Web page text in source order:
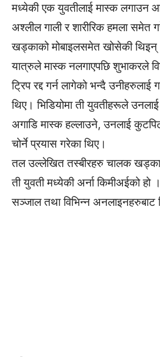
मध्येकी एक युवतीलाई मास्क लगाउन
अश्लील गाली र शारीरिक हमला समेत
खड्काको मोबाइलसमेत खोसेकी
यात्रुले मास्क नलगाएपछि शुभाकरले
ट्रिप रद्द गर्न लागेको भन्दै उनीहरुलाई
थिए। भिडियोमा ती युवतीहरूले
अगाडि मास्क हल्लाउने, उनलाई
चोर्ने प्रयास गरेका थिए।
तल उल्लेखित तस्बीरहरु चालक
ती युवती मध्येकी अर्ना किमीअईको हो
सञ्जाल तथा विभिन्न अनलाइनहरुबाट